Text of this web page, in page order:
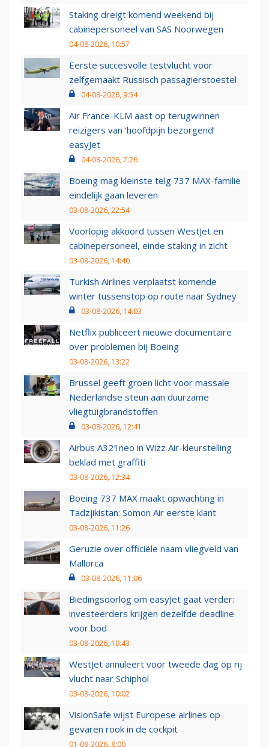
Staking dreigt komend weekend bij
cabinepersoneel van SAS Noorwegen
04-08-2026, 10:57
Eerste succesvolle testvlucht voor
zelfgemaakt Russisch passagierstoestel
04-08-2026, 9:54
Air France-KLM aast op terugwinnen
reizigers van ‘hoofdpijn bezorgend’
easyJet
04-08-2026, 7:26
Boeing mag kleinste telg 737 MAX-familie
eindelijk gaan leveren
03-08-2026, 22:54
Voorlopig akkoord tussen WestJet en
cabinepersoneel, einde staking in zicht
03-08-2026, 14:40
Turkish Airlines verplaatst komende
winter tussenstop op route naar Sydney
03-08-2026, 14:03
Netflix publiceert nieuwe documentaire
over problemen bij Boeing
03-08-2026, 13:22
Brussel geeft groen licht voor massale
Nederlandse steun aan duurzame
vliegtuigbrandstoffen
03-08-2026, 12:41
Airbus A321neo in Wizz Air-kleurstelling
beklad met graffiti
03-08-2026, 12:34
Boeing 737 MAX maakt opwachting in
Tadzjikistan: Somon Air eerste klant
03-08-2026, 11:26
Geruzie over officiële naam vliegveld van
Mallorca
03-08-2026, 11:06
Biedingsoorlog om easyJet gaat verder:
investeerders krijgen dezelfde deadline
voor bod
03-08-2026, 10:43
WestJet annuleert voor tweede dag op rij
vlucht naar Schiphol
03-08-2026, 10:02
VisionSafe wijst Europese airlines op
gevaren rook in de cockpit
01-08-2026, 8:00